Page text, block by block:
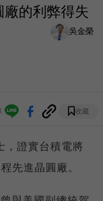
的利弊得失
吳金榮
收藏
，證實台積電將
先進晶圓廠。